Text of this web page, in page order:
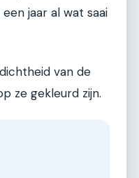
jaar al wat saai
van de
ze gekleurd zijn.